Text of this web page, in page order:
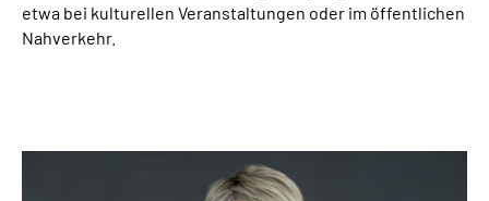
etwa bei kulturellen Veranstaltungen oder im öffentlichen
Nahverkehr.